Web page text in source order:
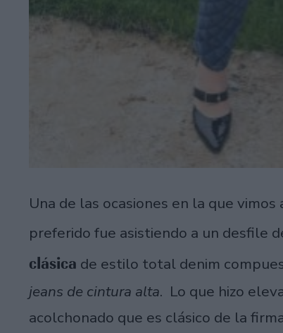
Una de las ocasiones en la que vimos
preferido fue asistiendo a un desfile
clásica de estilo total denim
jeans de cintura alta. Lo que hizo
acolchonado que es clásico de la